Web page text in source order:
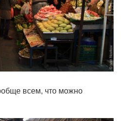
всем, что можно